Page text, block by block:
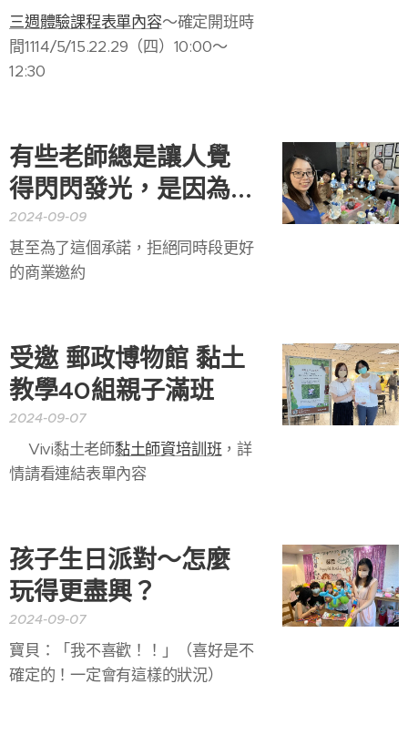
三週體驗課程表單內容～確定開班時
間1114/5/15.22.29（四）10:00～
12:30
有些老師總是讓人覺
得閃閃發光，是因為...
2024-09-09
甚至為了這個承諾，拒絕同時段更好
的商業邀約
受邀 郵政博物館 黏土
教學40組親子滿班
2024-09-07
🌈Vivi黏土老師黏土師資培訓班 ，詳
情請看連結表單內容🌈
孩子生日派對～怎麼
玩得更盡興？
2024-09-07
寶貝：「我不喜歡！！」（喜好是不
確定的！一定會有這樣的狀況）